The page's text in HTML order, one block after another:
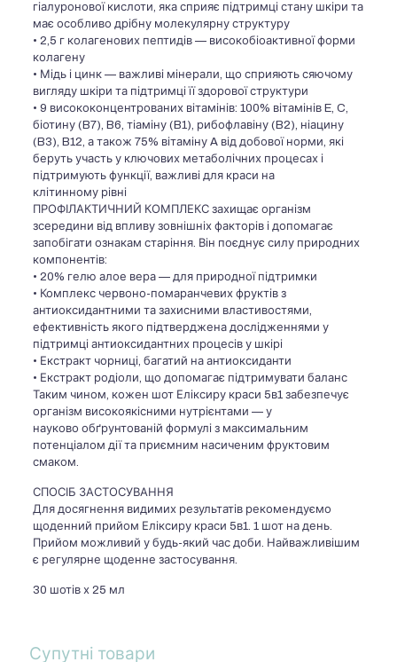
гіалуронової кислоти, яка сприяє підтримці стану шкіри та
має особливо дрібну молекулярну структуру
• 2,5 г колагенових пептидів — високобіоактивної форми
колагену
• Мідь і цинк — важливі мінерали, що сприяють сяючому
вигляду шкіри та підтримці її здорової структури
• 9 висококонцентрованих вітамінів: 100% вітамінів E, C,
біотину (B7), B6, тіаміну (B1), рибофлавіну (B2), ніацину
(B3), B12, а також 75% вітаміну A від добової норми, які
беруть участь у ключових метаболічних процесах і
підтримують функції, важливі для краси на
клітинному рівні
ПРОФІЛАКТИЧНИЙ КОМПЛЕКС захищає організм
зсередини від впливу зовнішніх факторів і допомагає
запобігати ознакам старіння. Він поєднує силу природних
компонентів:
• 20% гелю алое вера — для природної підтримки
• Комплекс червоно-помаранчевих фруктів з
антиоксидантними та захисними властивостями,
ефективність якого підтверджена дослідженнями у
підтримці антиоксидантних процесів у шкірі
• Екстракт чорниці, багатий на антиоксиданти
• Екстракт родіоли, що допомагає підтримувати баланс
Таким чином, кожен шот Еліксиру краси 5в1 забезпечує
організм високоякісними нутрієнтами — у
науково обґрунтованій формулі з максимальним
потенціалом дії та приємним насиченим фруктовим
смаком.
СПОСІБ ЗАСТОСУВАННЯ
Для досягнення видимих результатів рекомендуємо
щоденний прийом Еліксиру краси 5в1. 1 шот на день.
Прийом можливий у будь-який час доби. Найважливішим
є регулярне щоденне застосування.
30 шотів х 25 мл
Супутні товари